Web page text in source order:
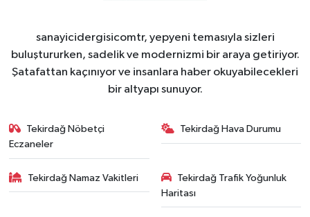
sanayicidergisicomtr, yepyeni temasıyla sizleri
buluştururken, sadelik ve modernizmi bir araya getiriyor.
Şatafattan kaçınıyor ve insanlara haber okuyabilecekleri
bir altyapı sunuyor.
Tekirdağ Nöbetçi
Eczaneler
Tekirdağ Hava Durumu
Tekirdağ Namaz Vakitleri
Tekirdağ Trafik Yoğunluk
Haritası